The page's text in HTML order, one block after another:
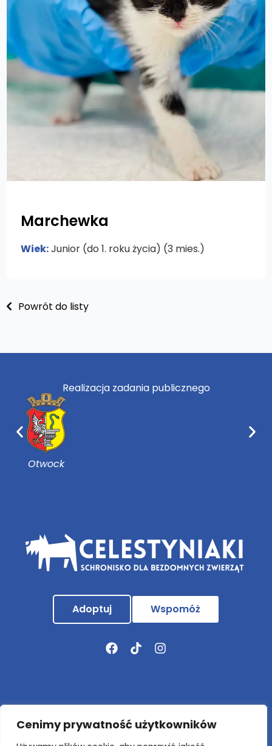
Cenimy prywatność użytkowników
Marchewka
Wiek:Junior (do 1. roku życia) (3 mies.)
Powrót do listy
Realizacja zadania publicznego
Adoptuj Wspomóż